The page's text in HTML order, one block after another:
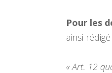
Pour les
ainsi rédigé
« Art. 12